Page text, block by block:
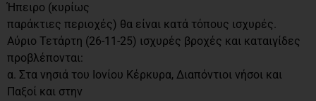
Ήπειρο (κυρίως
παράκτιες περιοχές) θα είναι κατά τόπους ισχυρές.
Αύριο Τετάρτη (26-11-25) ισχυρές βροχές και καταιγίδες
προβλέπονται:
α. Στα νησιά του Ιονίου Κέρκυρα, Διαπόντιοι νήσοι και
Παξοί και στην